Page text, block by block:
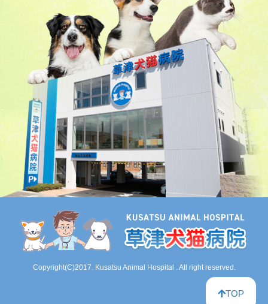
Copyright(C)2017. Kusatsu Animal Hospital . All right reserved.
TOP